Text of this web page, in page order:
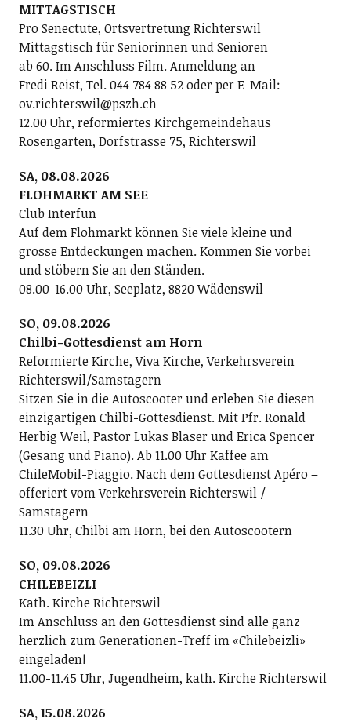
MITTAGSTISCH
Pro Senectute, Ortsvertretung Richterswil
Mittagstisch für Seniorinnen und Senioren
ab 60. Im Anschluss Film. Anmeldung an
Fredi Reist, Tel. 044 784 88 52 oder per E-Mail:
ov.richterswil@pszh.ch
12.00 Uhr, reformiertes Kirchgemeindehaus
Rosengarten, Dorfstrasse 75, Richterswil
SA, 08.08.2026
FLOHMARKT AM SEE
Club Interfun
Auf dem Flohmarkt können Sie viele kleine und
grosse Entdeckungen machen. Kommen Sie vorbei
und stöbern Sie an den Ständen.
08.00-16.00 Uhr, Seeplatz, 8820 Wädenswil
SO, 09.08.2026
Chilbi-Gottesdienst am Horn
Reformierte Kirche, Viva Kirche, Verkehrsverein
Richterswil/Samstagern
Sitzen Sie in die Autoscooter und erleben Sie diesen
einzigartigen Chilbi-Gottesdienst. Mit Pfr. Ronald
Herbig Weil, Pastor Lukas Blaser und Erica Spencer
(Gesang und Piano). Ab 11.00 Uhr Kaffee am
ChileMobil-Piaggio. Nach dem Gottesdienst Apéro –
offeriert vom Verkehrsverein Richterswil /
Samstagern
11.30 Uhr, Chilbi am Horn, bei den Autoscootern
SO, 09.08.2026
CHILEBEIZLI
Kath. Kirche Richterswil
Im Anschluss an den Gottesdienst sind alle ganz
herzlich zum Generationen-Treff im «Chilebeizli»
eingeladen!
11.00-11.45 Uhr, Jugendheim, kath. Kirche Richterswil
SA, 15.08.2026